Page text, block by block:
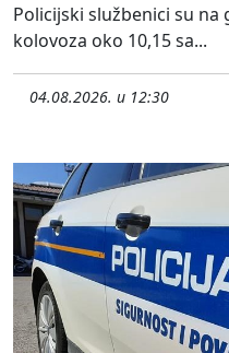
Policijski službenici su na
kolovoza oko 10,15 sa...
04.08.2026. u 12:30